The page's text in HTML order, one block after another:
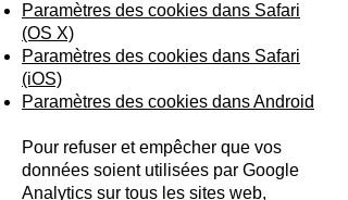
Paramètres des cookies dans Safari
(OS X)
Paramètres des cookies dans Safari
(iOS)
Paramètres des cookies dans Android
Pour refuser et empêcher que vos
données soient utilisées par Google
Analytics sur tous les sites web,